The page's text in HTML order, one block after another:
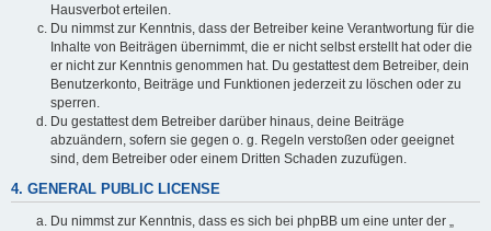
Hausverbot erteilen.
Du nimmst zur Kenntnis, dass der Betreiber keine Verantwortung für die
Inhalte von Beiträgen übernimmt, die er nicht selbst erstellt hat oder die
er nicht zur Kenntnis genommen hat. Du gestattest dem Betreiber, dein
Benutzerkonto, Beiträge und Funktionen jederzeit zu löschen oder zu
sperren.
Du gestattest dem Betreiber darüber hinaus, deine Beiträge
abzuändern, sofern sie gegen o. g. Regeln verstoßen oder geeignet
sind, dem Betreiber oder einem Dritten Schaden zuzufügen.
4. GENERAL PUBLIC LICENSE
Du nimmst zur Kenntnis, dass es sich bei phpBB um eine unter der „